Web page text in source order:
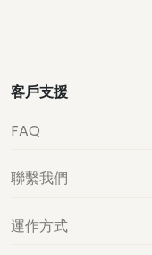
客戶支援
FAQ
聯繫我們
運作方式